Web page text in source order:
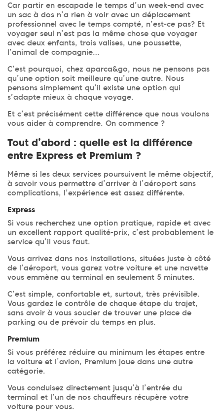
Car partir en escapade le temps d’un week-end avec
un sac à dos n’a rien à voir avec un déplacement
professionnel avec le temps compté, n’est-ce pas? Et
voyager seul n’est pas la même chose que voyager
avec deux enfants, trois valises, une poussette,
l’animal de compagnie…
C’est pourquoi, chez aparca&go, nous ne pensons pas
qu’une option soit meilleure qu’une autre. Nous
pensons simplement qu’il existe une option qui
s’adapte mieux à chaque voyage.
Et c’est précisément cette différence que nous voulons
vous aider à comprendre. On commence ?
Tout d’abord : quelle est la différence
entre Express et Premium ?
Même si les deux services poursuivent le même objectif,
à savoir vous permettre d’arriver à l’aéroport sans
complications, l’expérience est assez différente.
Express
Si vous recherchez une option pratique, rapide et avec
un excellent rapport qualité-prix, c’est probablement le
service qu’il vous faut.
Vous arrivez dans nos installations, situées juste à côté
de l’aéroport, vous garez votre voiture et une navette
vous emmène au terminal en seulement 5 minutes.
C’est simple, confortable et, surtout, très prévisible.
Vous gardez le contrôle de chaque étape du trajet,
sans avoir à vous soucier de trouver une place de
parking ou de prévoir du temps en plus.
Premium
Si vous préférez réduire au minimum les étapes entre
la voiture et l’avion, Premium joue dans une autre
catégorie.
Vous conduisez directement jusqu’à l’entrée du
terminal et l’un de nos chauffeurs récupère votre
voiture pour vous.